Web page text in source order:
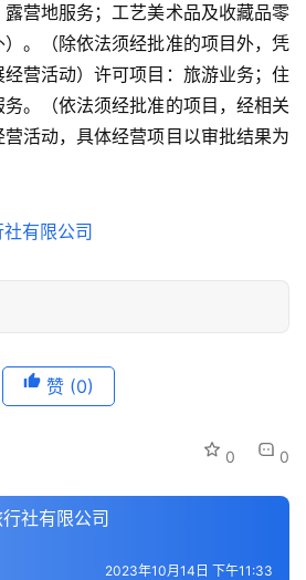
营地服务；工艺美术品及收藏品零
。（除依法须经批准的项目外，凭
营活动）许可项目：旅游业务；住
。（依法须经批准的项目，经相关
活动，具体经营项目以审批结果为
赞 (0)
0 0
社有限公司
2023年10月14日 下午11:33